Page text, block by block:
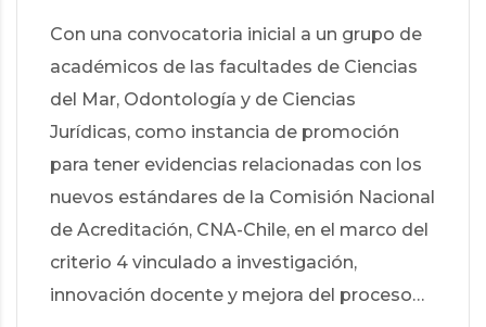
Con una convocatoria inicial a un grupo de
académicos de las facultades de Ciencias
del Mar, Odontología y de Ciencias
Jurídicas, como instancia de promoción
para tener evidencias relacionadas con los
nuevos estándares de la Comisión Nacional
de Acreditación, CNA-Chile, en el marco del
criterio 4 vinculado a investigación,
innovación docente y mejora del proceso…